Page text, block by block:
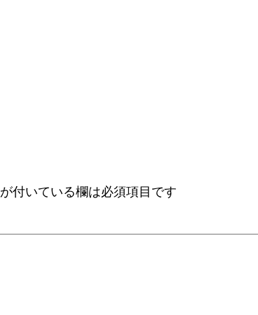
が付いている欄は必須項目です